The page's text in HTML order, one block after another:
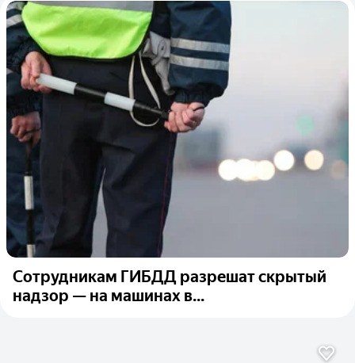
Сотрудникам ГИБДД разрешат скрытый
надзор — на машинах в...